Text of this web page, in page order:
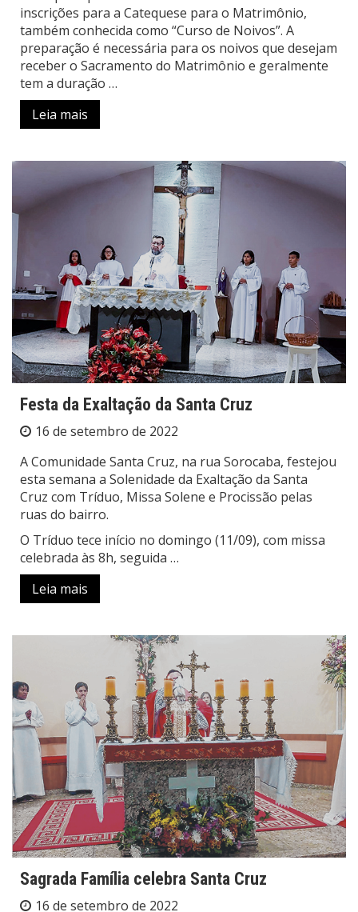
inscrições para a Catequese para o Matrimônio,
também conhecida como “Curso de Noivos”. A
preparação é necessária para os noivos que desejam
receber o Sacramento do Matrimônio e geralmente
tem a duração …
Leia mais
Festa da Exaltação da Santa Cruz
16 de setembro de 2022
A Comunidade Santa Cruz, na rua Sorocaba, festejou
esta semana a Solenidade da Exaltação da Santa
Cruz com Tríduo, Missa Solene e Procissão pelas
ruas do bairro.
O Tríduo tece início no domingo (11/09), com missa
celebrada às 8h, seguida …
Leia mais
Sagrada Família celebra Santa Cruz
16 de setembro de 2022